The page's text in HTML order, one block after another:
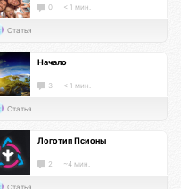
0 < 1 мин.
Статья
Начало
3 < 1 мин.
Статья
Логотип Псионы
2 ~4 мин.
Статья